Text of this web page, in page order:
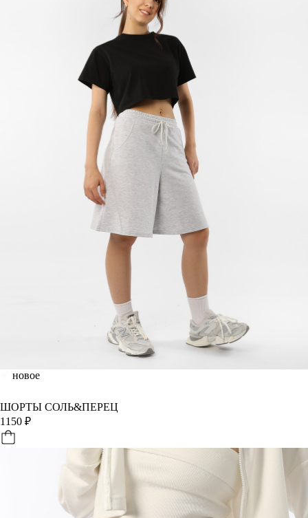
новое
ШОРТЫ СОЛЬ&ПЕРЕЦ
1150 ₽